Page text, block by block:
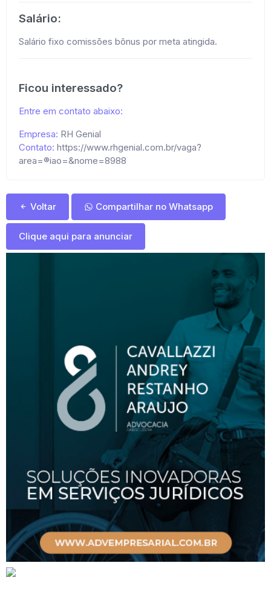
Salário:
Salário fixo comissões bônus por meta atingida.
Ficou interessado?
Entre em contato abaixo:
Empresa: RH Genial
Contato: https://www.rhgenial.com.br/vaga?
area=®iao=&nome=8988
Voltar Compartilhar no Whatsapp
Clique aqui para anunciar